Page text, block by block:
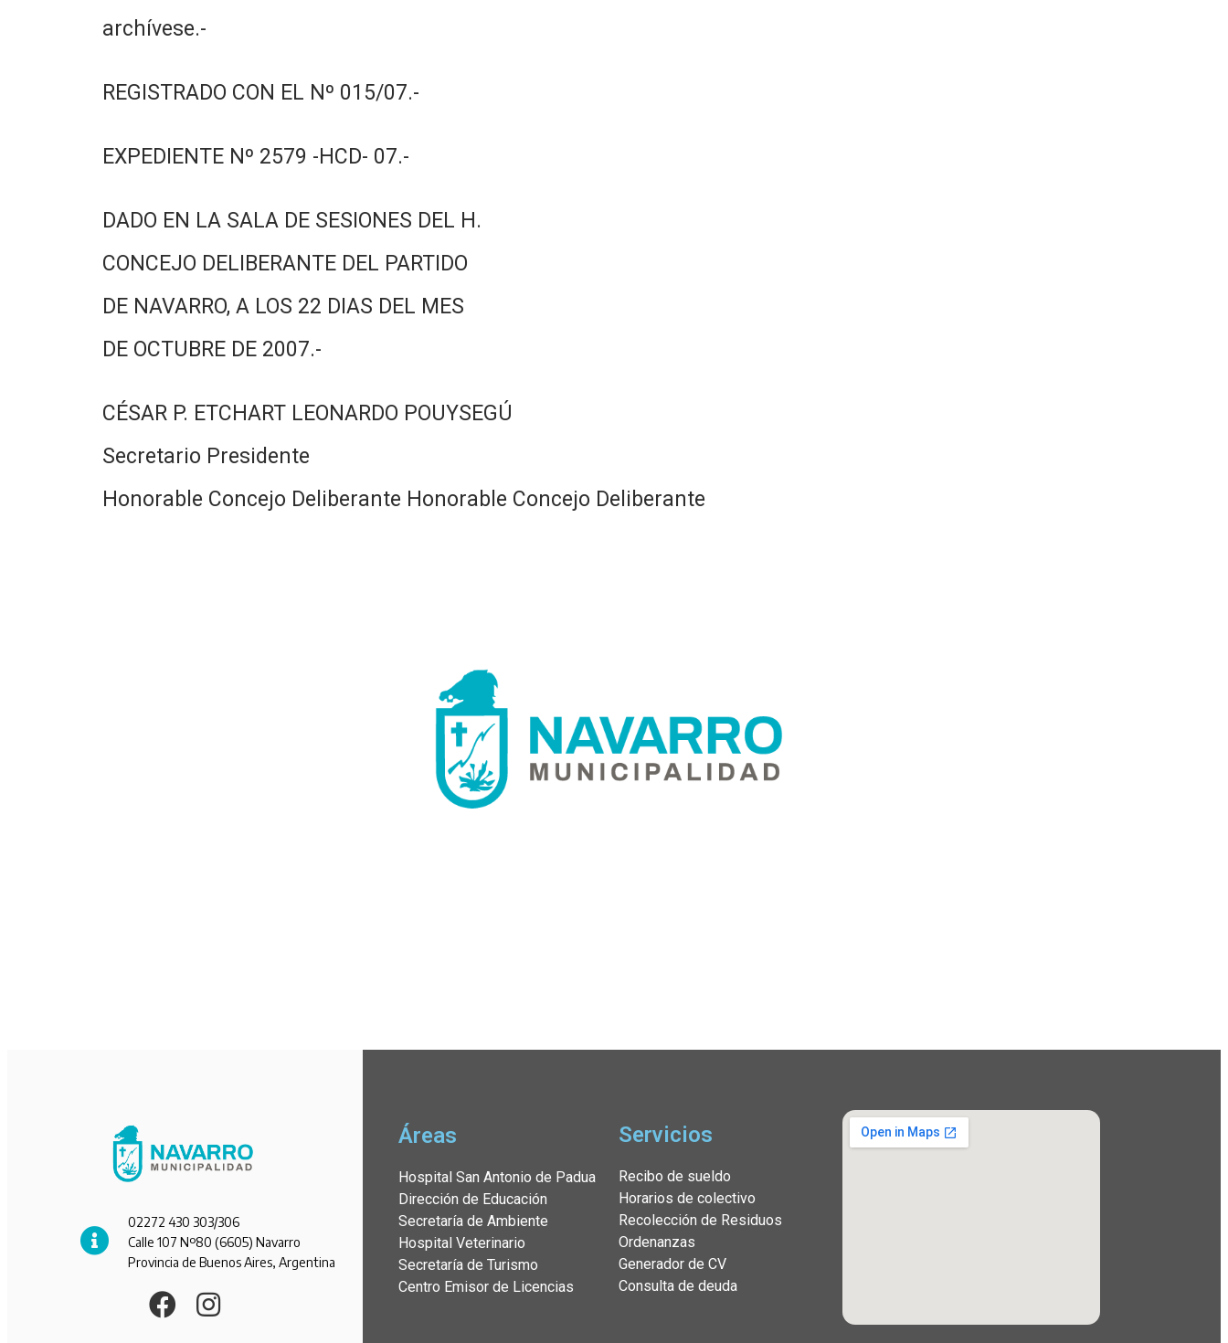
archívese.-
REGISTRADO CON EL Nº 015/07.-
EXPEDIENTE Nº 2579 -HCD- 07.-
DADO EN LA SALA DE SESIONES DEL H.
CONCEJO DELIBERANTE DEL PARTIDO
DE NAVARRO, A LOS 22 DIAS DEL MES
DE OCTUBRE DE 2007.-
CÉSAR P. ETCHART LEONARDO POUYSEGÚ
Secretario Presidente
Honorable Concejo Deliberante Honorable Concejo Deliberante
02272 430 303/306
Calle 107 Nº80 (6605) Navarro
Provincia de Buenos Aires, Argentina
Áreas
Hospital San Antonio de Padua
Dirección de Educación
Secretaría de Ambiente
Hospital Veterinario
Secretaría de Turismo
Centro Emisor de Licencias
Servicios
Recibo de sueldo
Horarios de colectivo
Recolección de Residuos
Ordenanzas
Generador de CV
Consulta de deuda